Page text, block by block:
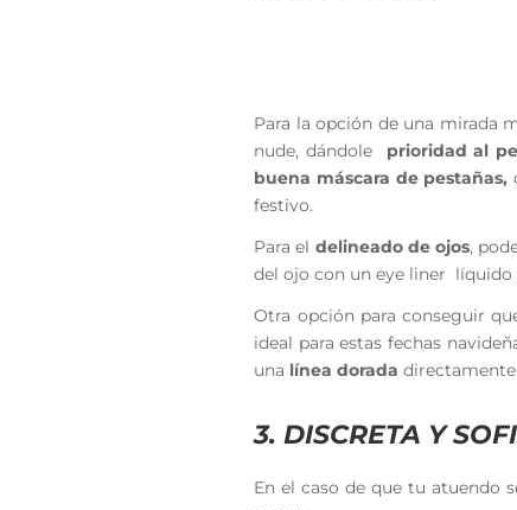
Para la opción de una mirada
nude, dándole prioridad al
buena máscara de pestañas,
festivo.
Para el delineado de ojos,
del ojo con un eye liner
Otra opción para conseguir
ideal para estas fechas
una línea dorada
3. DISCRETA Y
En el caso de que tu atuendo